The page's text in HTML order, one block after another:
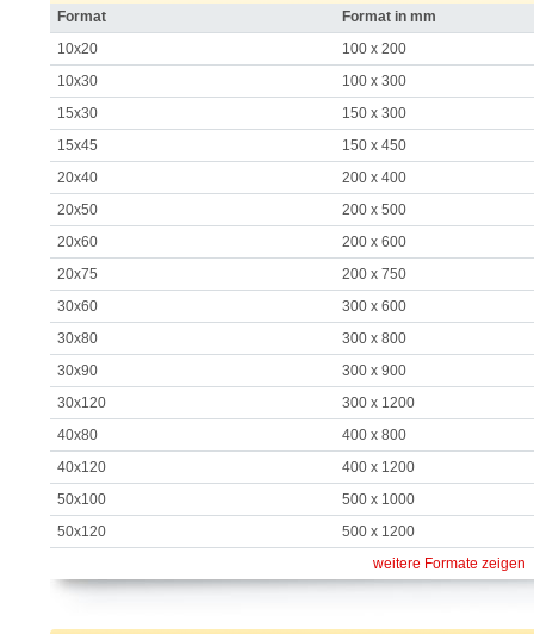
Format
Format in mm
10x20
100 x 200
10x30
100 x 300
15x30
150 x 300
15x45
150 x 450
20x40
200 x 400
20x50
200 x 500
20x60
200 x 600
20x75
200 x 750
30x60
300 x 600
30x80
300 x 800
30x90
300 x 900
30x120
300 x 1200
40x80
400 x 800
40x120
400 x 1200
50x100
500 x 1000
50x120
500 x 1200
weitere Formate zeigen